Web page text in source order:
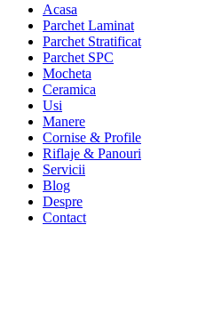
Acasa
Parchet Laminat
Parchet Stratificat
Parchet SPC
Mocheta
Ceramica
Usi
Manere
Cornise & Profile
Riflaje & Panouri
Servicii
Blog
Despre
Contact